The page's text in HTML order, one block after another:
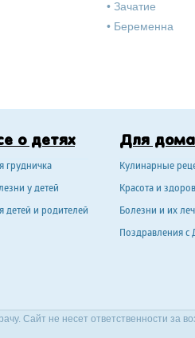
• Зачатие
• Беременна
о детях
грудничка
у детей
детей и родителей
Для
Кулинарные
Красота и
Болезни и их
Поздравления
Сайт не несет ответственности за